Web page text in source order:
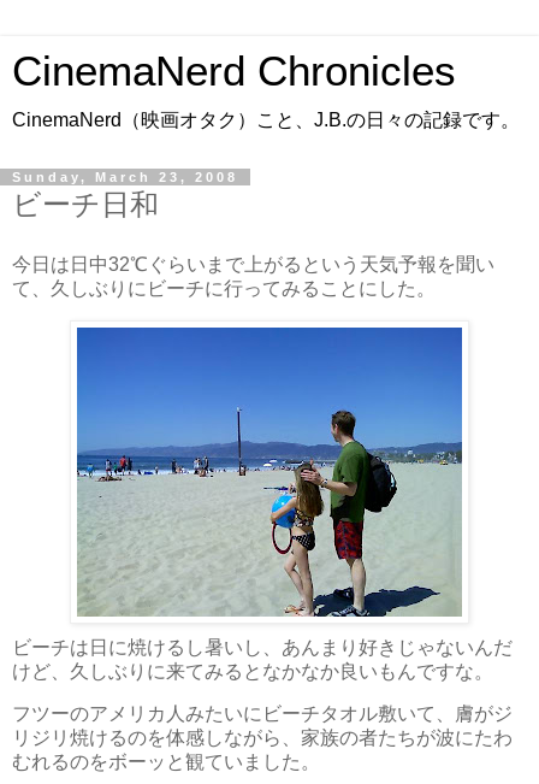
CinemaNerd Chronicles
CinemaNerd（映画オタク）こと、J.B.の日々の記録です。
Sunday, March 23, 2008
ビーチ日和
今日は日中32℃ぐらいまで上がるという天気予報を聞い
て、久しぶりにビーチに行ってみることにした。
ビーチは日に焼けるし暑いし、あんまり好きじゃないんだ
けど、久しぶりに来てみるとなかなか良いもんですな。
フツーのアメリカ人みたいにビーチタオル敷いて、膚がジ
リジリ焼けるのを体感しながら、家族の者たちが波にたわ
むれるのをボーッと観ていました。